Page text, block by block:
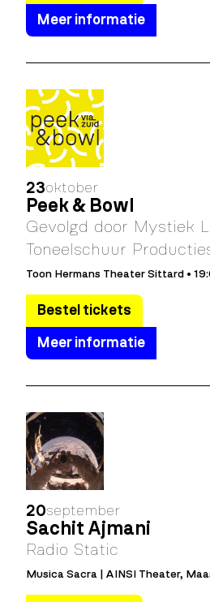
Meer informatie
23oktober
Peek & Bowl
Gevolgd door Mystiek
Toneelschuur
Toon Hermans Theater Sittard •
Bestel tickets
Meer informatie
20september
Sachit Ajmani
Radio Static
Musica Sacra | AINSI Theater,